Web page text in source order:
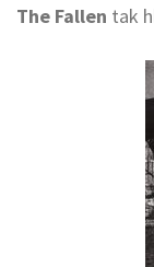
The Fallen tak